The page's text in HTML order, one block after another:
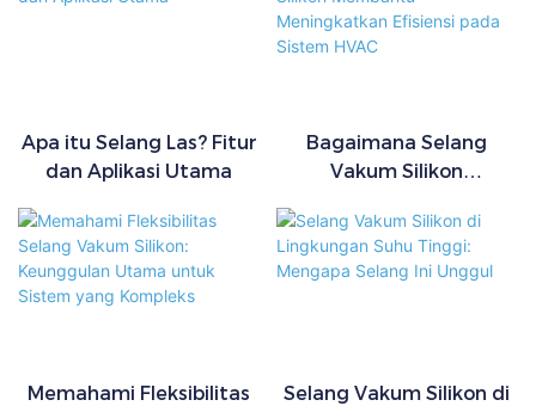
Apa itu Selang Las? Fitur
dan Aplikasi Utama
Bagaimana Selang
Vakum Silikon
Meningkatkan Efisiensi
pada Sistem HVAC
Memahami Fleksibilitas
Selang Vakum Silikon di